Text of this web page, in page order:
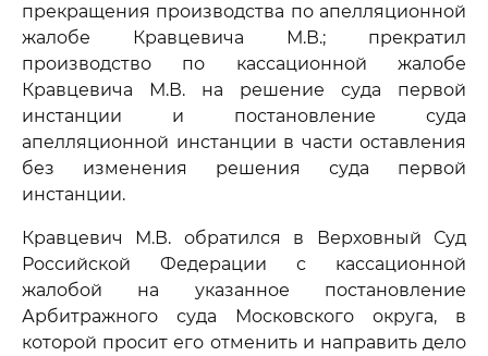
прекращения производства по апелляционной
жалобе Кравцевича М.В.; прекратил
производство по кассационной жалобе
Кравцевича М.В. на решение суда первой
инстанции и постановление суда
апелляционной инстанции в части оставления
без изменения решения суда первой
инстанции.
Кравцевич М.В. обратился в Верховный Суд
Российской Федерации с кассационной
жалобой на указанное постановление
Арбитражного суда Московского округа, в
которой просит его отменить и направить дело